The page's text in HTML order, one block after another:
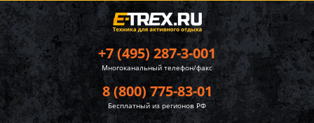
+7 (495) 287-3-001
Многоканальный телефон/факс
8 (800) 775-83-01
Бесплатный из регионов РФ